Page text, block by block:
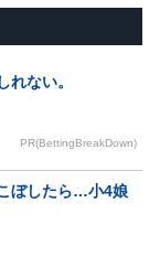
れない。
PR(BettingBreakDown)
ぼしたら…小4娘